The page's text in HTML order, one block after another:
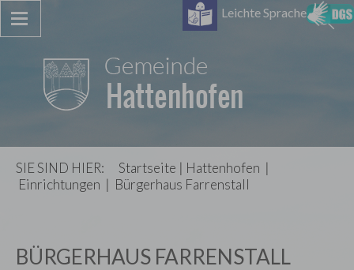
Leichte Sprache
SIE SIND HIER: Startseite | Hattenhofen |
Einrichtungen | Bürgerhaus Farrenstall
BÜRGERHAUS FARRENSTALL